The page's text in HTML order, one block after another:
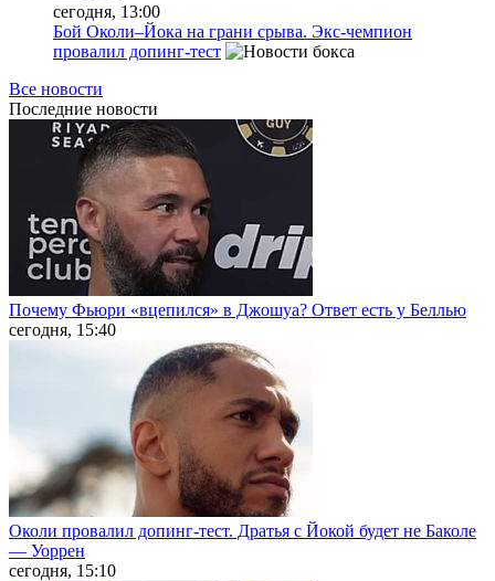
сегодня, 13:00
Бой Околи–Йока на грани срыва. Экс-чемпион
провалил допинг-тест
Все новости
Последние новости
Почему Фьюри «вцепился» в Джошуа? Ответ есть у Беллью
сегодня, 15:40
Околи провалил допинг-тест. Дратья с Йокой будет не Баколе
— Уоррен
сегодня, 15:10